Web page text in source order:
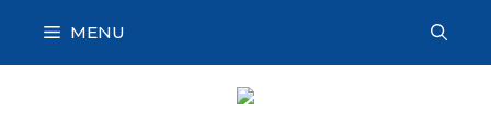
contenu
MENU